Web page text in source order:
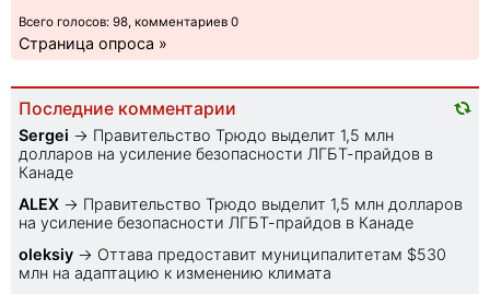
Всего голосов: 98, комментариев 0
Страница опроса »
Последние комментарии
Sеrgei → Правительство Трюдо выделит 1,5 млн
долларов на усиление безопасности ЛГБТ-прайдов в
Канаде
ALEX → Правительство Трюдо выделит 1,5 млн долларов
на усиление безопасности ЛГБТ-прайдов в Канаде
oleksiy → Оттава предоставит муниципалитетам $530
млн на адаптацию к изменению климата